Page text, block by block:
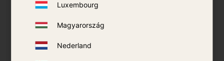
Luxembourg
Magyarország
Nederland
Spray Repelente de
Insectos Bushman